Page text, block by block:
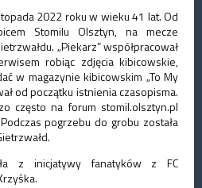
2022 roku w wieku 41 lat. Od
Stomilu Olsztyn, na mecze
„Piekarz” współpracował
robiąc zdjęcia kibicowskie,
w magazynie kibicowskim „To My
od początku istnienia czasopisma.
często na forum stomil.olsztyn.pl
pogrzebu do grobu została
z inicjatywy fanatyków z FC